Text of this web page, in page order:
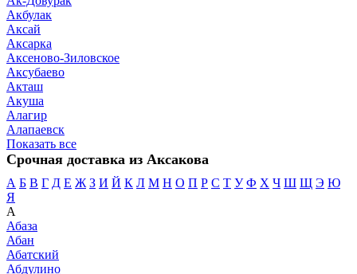
Акбулак
Аксай
Аксарка
Аксеново-Зиловское
Аксубаево
Акташ
Акуша
Алагир
Алапаевск
Показать все
Срочная доставка из Аксакова
А Б В Г Д Е Ж З И Й К Л М Н О П Р С Т У Ф Х Ч Ш Щ Э Ю
Я
А
Абаза
Абан
Абатский
Абдулино